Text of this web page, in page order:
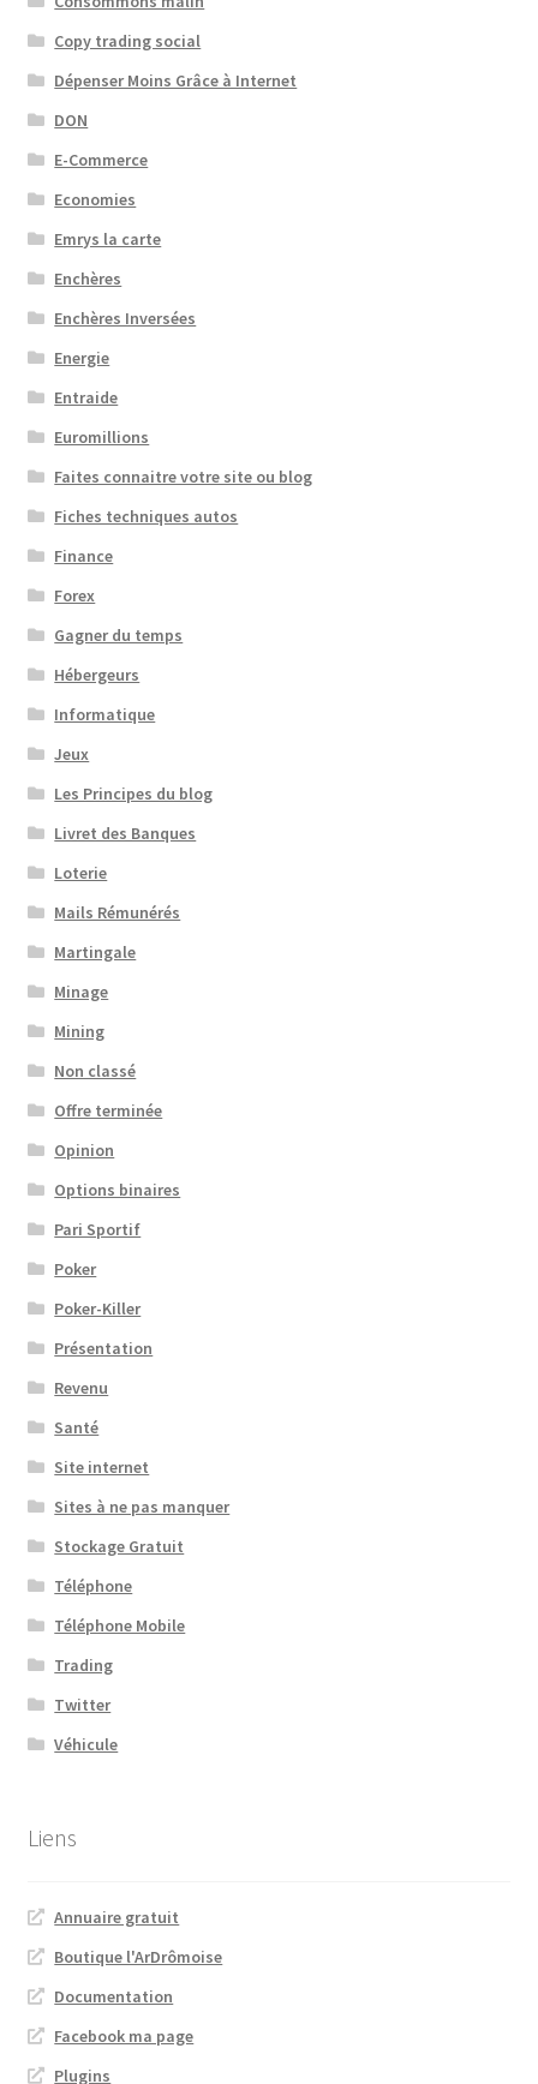
Copy trading social
Dépenser Moins Grâce à Internet
DON
E-Commerce
Economies
Emrys la carte
Enchères
Enchères Inversées
Energie
Entraide
Euromillions
Faites connaitre votre site ou blog
Fiches techniques autos
Finance
Forex
Gagner du temps
Hébergeurs
Informatique
Jeux
Les Principes du blog
Livret des Banques
Loterie
Mails Rémunérés
Martingale
Minage
Mining
Non classé
Offre terminée
Opinion
Options binaires
Pari Sportif
Poker
Poker-Killer
Présentation
Revenu
Santé
Site internet
Sites à ne pas manquer
Stockage Gratuit
Téléphone
Téléphone Mobile
Trading
Twitter
Véhicule
Liens
Annuaire gratuit
Boutique l'ArDrômoise
Documentation
Facebook ma page
Plugins